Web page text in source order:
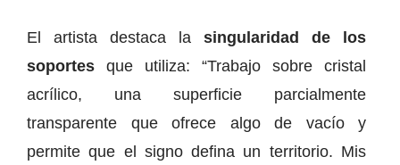
El artista destaca la singularidad de los
soportes que utiliza: “Trabajo sobre cristal
acrílico, una superficie parcialmente
transparente que ofrece algo de vacío y
permite que el signo defina un territorio. Mis